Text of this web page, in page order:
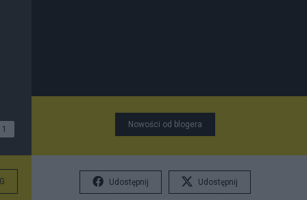
1 Nowości od blogera
Udostępnij Udostępnij